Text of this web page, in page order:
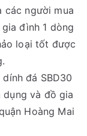
các người mua
đình 1 dòng
loại tốt được
đá SBD30
và đồ gia
Hoàng Mai